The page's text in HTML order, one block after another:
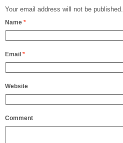
Your email address will not be published.
Name *
Email *
Website
Comment